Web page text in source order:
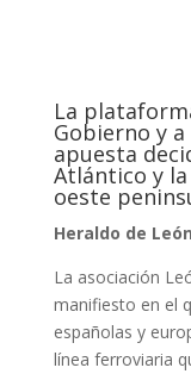
La
Gobierno y
apuesta
Atlántico y
oeste
Heraldo de
La asociación
manifiesto en el
españolas y
línea ferroviaria